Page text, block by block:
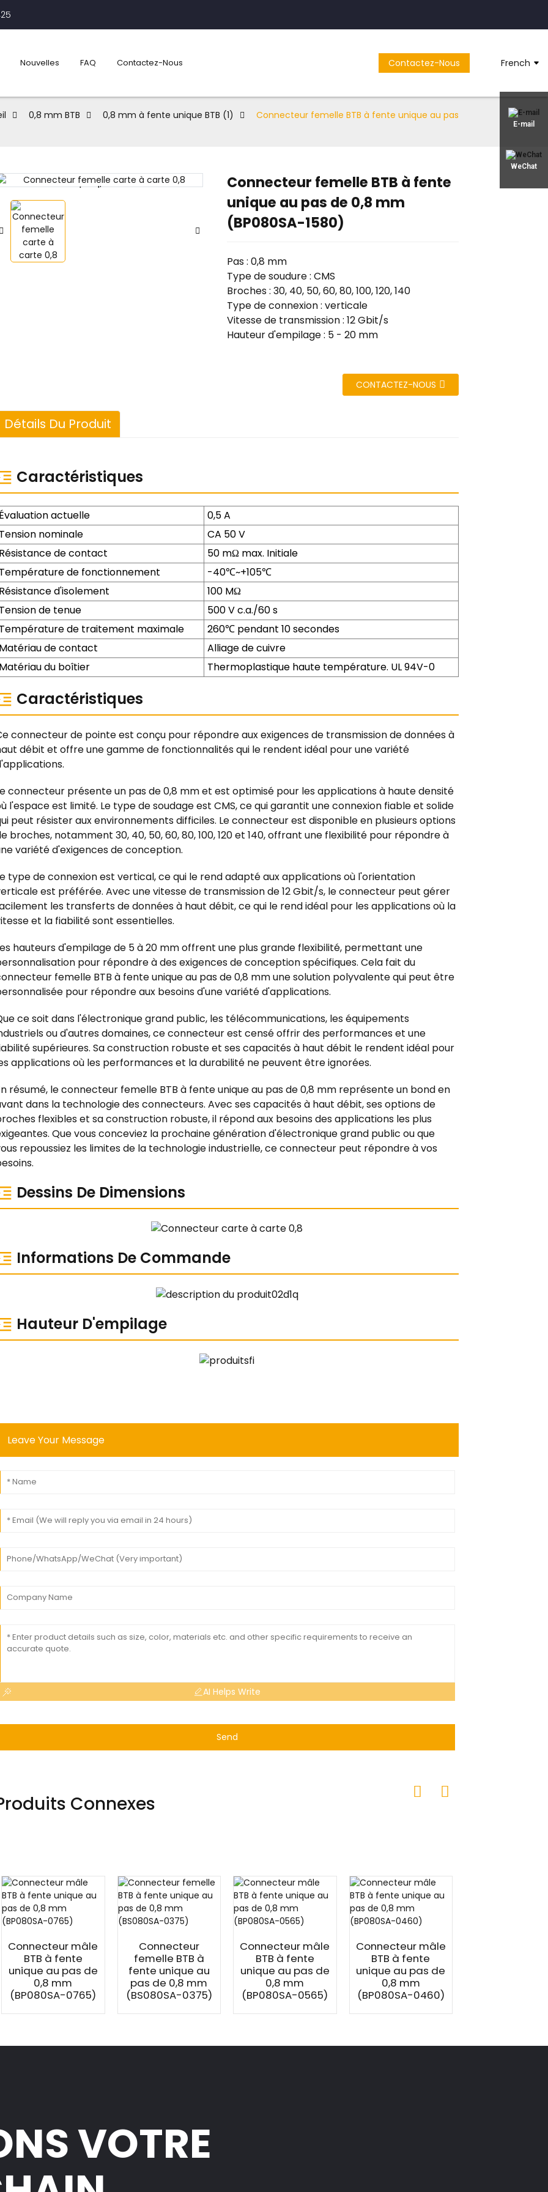
Nouvelles FAQ Contactez-Nous Contactez-Nous French
E-mail
WeChat
0,8 mm BTB 0,8 mm à fente unique BTB (1)
Connecteur femelle BTB à fente unique au pas
Loading...
Loading...
Connecteur femelle BTB à fente
unique au pas de 0,8 mm
(BP080SA-1580)
Pas : 0,8 mm
Type de soudure : CMS
Broches : 30, 40, 50, 60, 80, 100, 120, 140
Type de connexion : verticale
Vitesse de transmission : 12 Gbit/s
Hauteur d'empilage : 5 - 20 mm
CONTACTEZ-NOUS
Détails Du Produit
Caractéristiques
Évaluation actuelle
0,5 A
Tension nominale
CA 50 V
Résistance de contact
50 mΩ max. Initiale
Température de fonctionnement
-40℃~+105℃
Résistance d'isolement
100 MΩ
Tension de tenue
500 V c.a./60 s
Température de traitement maximale
260℃ pendant 10 secondes
Matériau de contact
Alliage de cuivre
Matériau du boîtier
Thermoplastique haute température. UL 94V-0
Caractéristiques
connecteur de pointe est conçu pour répondre aux exigences de transmission de données à
débit et offre une gamme de fonctionnalités qui le rendent idéal pour une variété
connecteur présente un pas de 0,8 mm et est optimisé pour les applications à haute densité
l'espace est limité. Le type de soudage est CMS, ce qui garantit une connexion fiable et solide
peut résister aux environnements difficiles. Le connecteur est disponible en plusieurs options
broches, notamment 30, 40, 50, 60, 80, 100, 120 et 140, offrant une flexibilité pour répondre à
variété d'exigences de conception.
type de connexion est vertical, ce qui le rend adapté aux applications où l'orientation
est préférée. Avec une vitesse de transmission de 12 Gbit/s, le connecteur peut gérer
les transferts de données à haut débit, ce qui le rend idéal pour les applications où la
et la fiabilité sont essentielles.
hauteurs d'empilage de 5 à 20 mm offrent une plus grande flexibilité, permettant une
pour répondre à des exigences de conception spécifiques. Cela fait du
femelle BTB à fente unique au pas de 0,8 mm une solution polyvalente qui peut être
pour répondre aux besoins d'une variété d'applications.
ce soit dans l'électronique grand public, les télécommunications, les équipements
ou d'autres domaines, ce connecteur est censé offrir des performances et une
supérieures. Sa construction robuste et ses capacités à haut débit le rendent idéal pour
applications où les performances et la durabilité ne peuvent être ignorées.
résumé, le connecteur femelle BTB à fente unique au pas de 0,8 mm représente un bond en
dans la technologie des connecteurs. Avec ses capacités à haut débit, ses options de
flexibles et sa construction robuste, il répond aux besoins des applications les plus
Que vous conceviez la prochaine génération d'électronique grand public ou que
repoussiez les limites de la technologie industrielle, ce connecteur peut répondre à vos
Dessins De Dimensions
Informations De Commande
Hauteur D'empilage
Leave Your Message
AI Helps Write
Send
Connexes
Connecteur mâle
BTB à fente
unique au pas de
0,8 mm
(BP080SA-0765)
Connecteur
femelle BTB à
fente unique au
pas de 0,8 mm
(BS080SA-0375)
Connecteur mâle
BTB à fente
unique au pas de
0,8 mm
(BP080SA-0565)
Connecteur mâle
BTB à fente
unique au pas de
0,8 mm
(BP080SA-0460)
VOTRE